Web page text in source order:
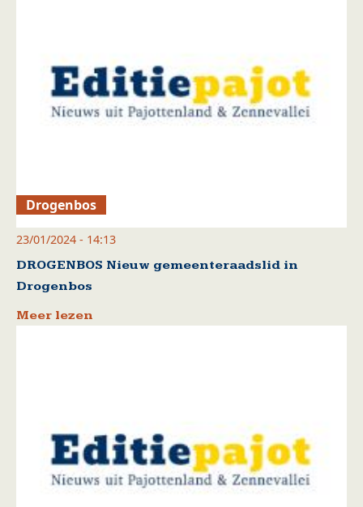
Drogenbos
23/01/2024 - 14:13
DROGENBOS Nieuw gemeenteraadslid in
Drogenbos
Meer lezen